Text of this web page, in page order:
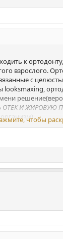
к
взрослого.
с
looksmaxing,
ОТЕК И ЖИРОВУЮ
:
выпрями
бег, приседания,
частности
мышцы глаз, рта
в частности
пыльца.
бы раз в месяц
чтобы